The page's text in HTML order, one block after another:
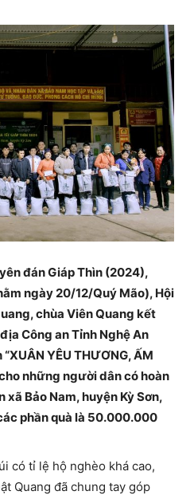
đán Giáp Thìn (2024),
ngày 20/12/Quý Mão), Hội
chùa Viên Quang kết
Công an Tỉnh Nghệ An
YÊU THƯƠNG, ẤM
cho những người dân có hoàn
Bảo Nam, huyện Kỳ Sơn,
phần quà là 50.000.000
có tỉ lệ hộ nghèo khá cao,
Quang đã chung tay góp